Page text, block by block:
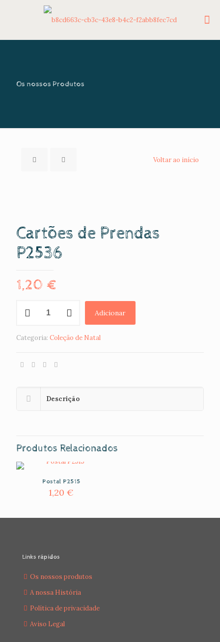
Os nossos Produtos
Voltar ao início
Cartões de Prendas
P2536
1,20 €
Prendas
Adicionar
Categoria: Coleção de Natal
Descrição
Produtos Relacionados
Postal P2515
1,20€
Links rápidos
Os nossos produtos
A nossa História
Política de privacidade
Aviso Legal